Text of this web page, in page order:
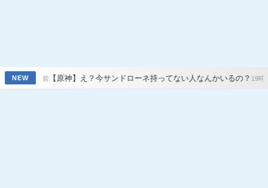
NEW
神】え？今サンドローネ持ってない人なんかいるの？19時間前【原神】